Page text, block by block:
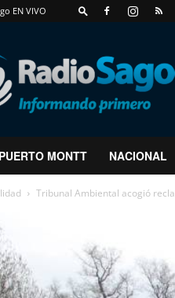
EN VIVO
PUERTO MONTT NACIONAL
Tribunal Ambiental acogió